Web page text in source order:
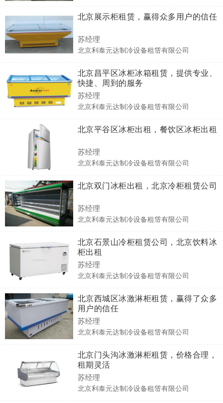
北京展示柜租赁，赢得众多用户的信任
苏经理
北京利泰元达制冷设备租赁有限公司
北京昌平区冰柜冰箱租赁，提供专业、
快捷、周到的服务
苏经理
北京利泰元达制冷设备租赁有限公司
北京平谷区冰柜出租，餐饮区冰柜出租
苏经理
北京利泰元达制冷设备租赁有限公司
北京双门冰柜出租，北京冷柜租赁公司
苏经理
北京利泰元达制冷设备租赁有限公司
北京石景山冷柜租赁公司，北京饮料冰
柜出租
苏经理
北京利泰元达制冷设备租赁有限公司
北京西城区冰激淋柜租赁，赢得了众多
用户的信任
苏经理
北京利泰元达制冷设备租赁有限公司
北京门头沟冰激淋柜租赁，价格合理，
租期灵活
苏经理
北京利泰元达制冷设备租赁有限公司